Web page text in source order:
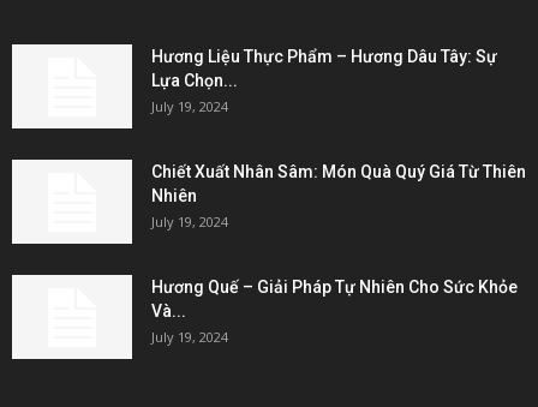
Hương Liệu Thực Phẩm – Hương Dâu Tây: Sự
Lựa Chọn...
July 19, 2024
Chiết Xuất Nhân Sâm: Món Quà Quý Giá Từ Thiên
Nhiên
July 19, 2024
Hương Quế – Giải Pháp Tự Nhiên Cho Sức Khỏe
Và...
July 19, 2024